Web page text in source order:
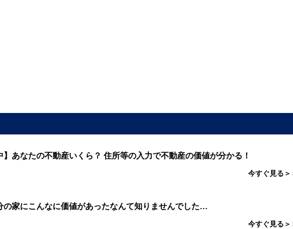
】あなたの不動産いくら？ 住所等の入力で不動産の価値が分かる！
今すぐ見る＞
の家にこんなに価値があったなんて知りませんでした…
今すぐ見る＞